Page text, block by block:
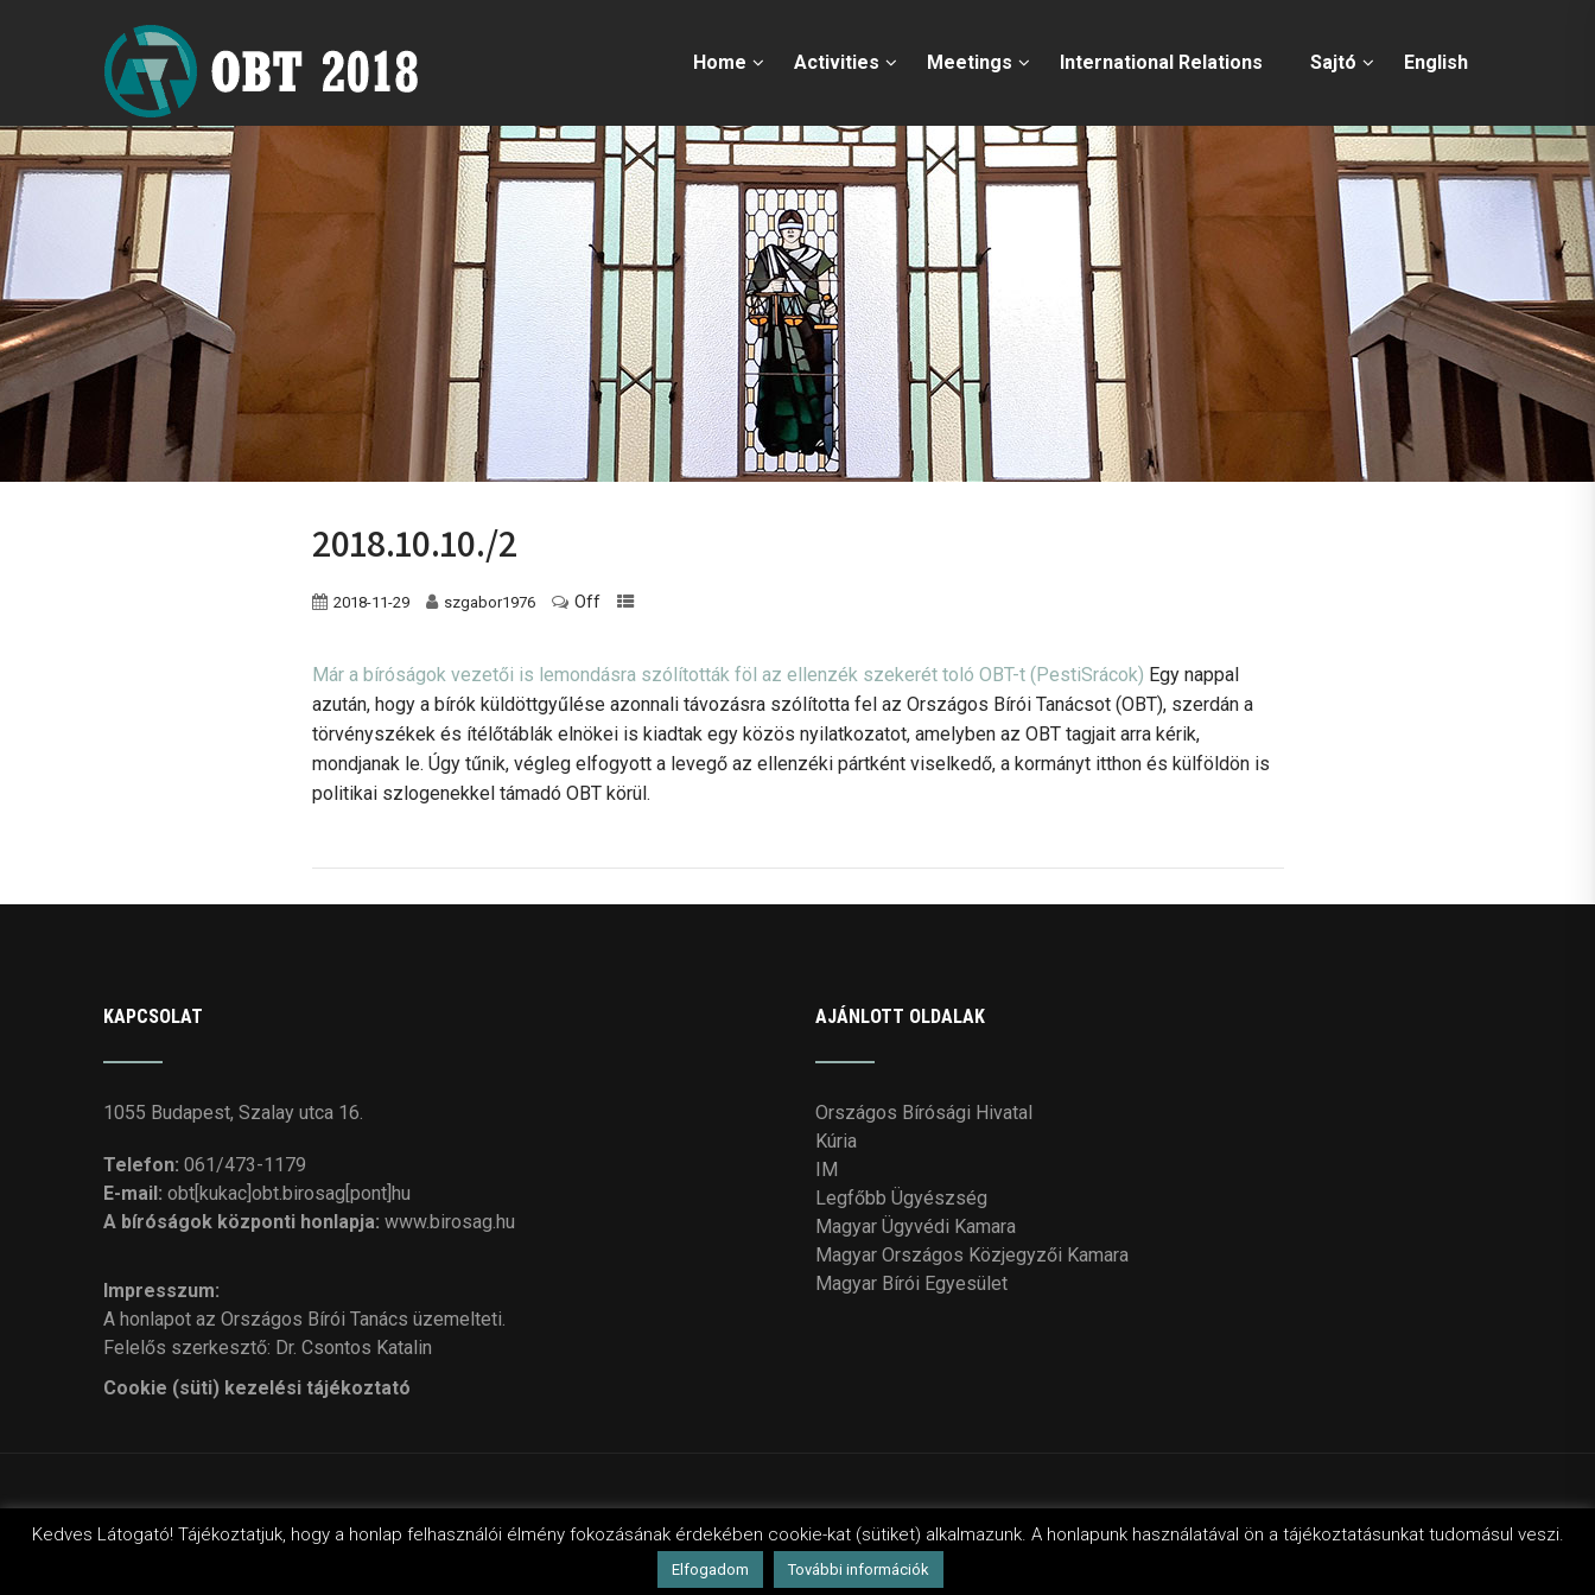
Home Activities Meetings International Relations Sajtó English
2018.10.10./2
2018-11-29 szgabor1976 Off
Már a bíróságok vezetői is lemondásra szólították föl az ellenzék szekerét toló OBT-t (PestiSrácok) Egy nappal
azután, hogy a bírók küldöttgyűlése azonnali távozásra szólította fel az Országos Bírói Tanácsot (OBT), szerdán a
törvényszékek és ítélőtáblák elnökei is kiadtak egy közös nyilatkozatot, amelyben az OBT tagjait arra kérik,
mondjanak le. Úgy tűnik, végleg elfogyott a levegő az ellenzéki pártként viselkedő, a kormányt itthon és külföldön is
politikai szlogenekkel támadó OBT körül.
KAPCSOLAT
1055 Budapest, Szalay utca 16.
Telefon: 061/473-1179
E-mail: obt[kukac]obt.birosag[pont]hu
A bíróságok központi honlapja: www.birosag.hu
Impresszum:
A honlapot az Országos Bírói Tanács üzemelteti.
Felelős szerkesztő: Dr. Csontos Katalin
Cookie (süti) kezelési tájékoztató
AJÁNLOTT OLDALAK
Országos Bírósági Hivatal
Kúria
IM
Legfőbb Ügyészség
Magyar Ügyvédi Kamara
Magyar Országos Közjegyzői Kamara
Magyar Bírói Egyesület
Kedves Látogató! Tájékoztatjuk, hogy a honlap felhasználói élmény fokozásának érdekében cookie-kat (sütiket) alkalmazunk. A honlapunk használatával ön a tájékoztatásunkat tudomásul veszi.
Elfogadom További információk